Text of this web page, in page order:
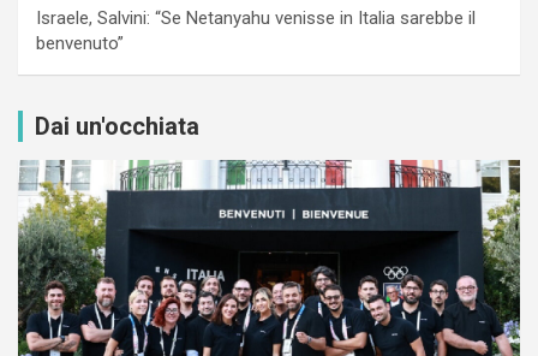
Israele, Salvini: “Se Netanyahu venisse in Italia sarebbe il
benvenuto”
Dai un'occhiata